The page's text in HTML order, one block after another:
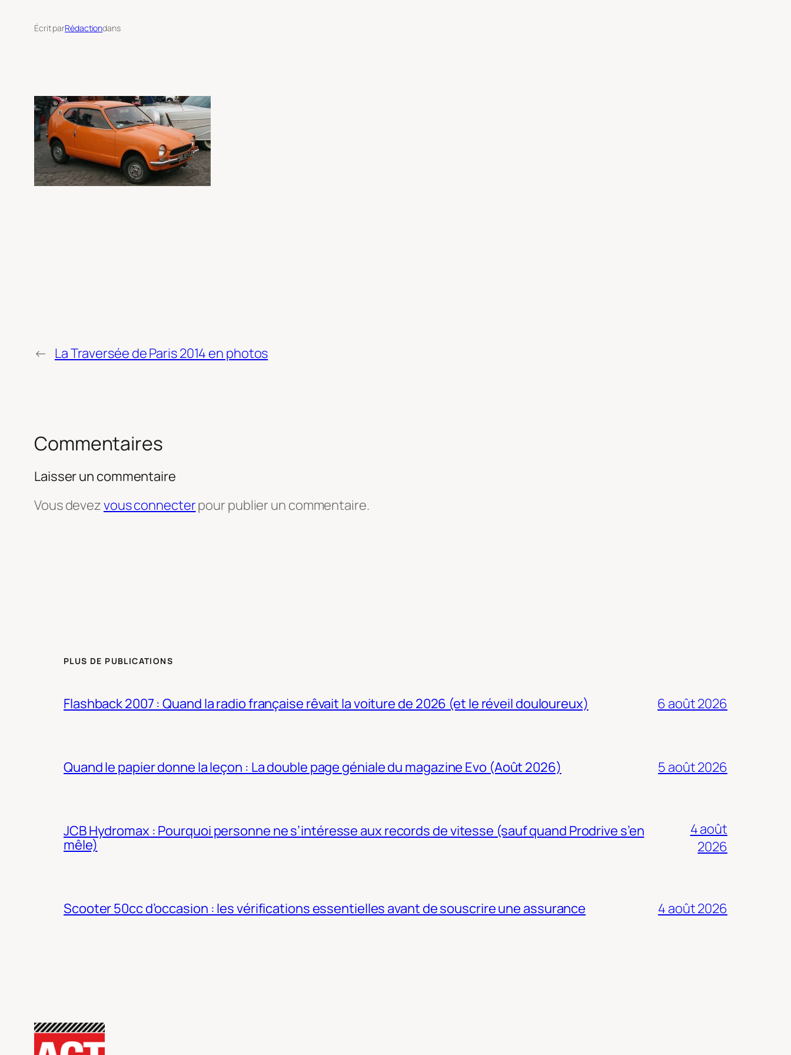
Écrit parRédactiondans
← La Traversée de Paris 2014 en photos
Commentaires
Laisser un commentaire
Vous devezvous connecterpour publier un commentaire.
PLUS DE PUBLICATIONS
Flashback 2007 : Quand la radio française rêvait la voiture de 2026 (et le réveil douloureux) 6 août 2026
Quand le papier donne la leçon : La double page géniale du magazine Evo (Août 2026) 5 août 2026
JCB Hydromax : Pourquoi personne ne s’intéresse aux records de vitesse (sauf quand Prodrive s’en
mêle)
4 août
2026
Scooter 50cc d’occasion : les vérifications essentielles avant de souscrire une assurance 4 août 2026